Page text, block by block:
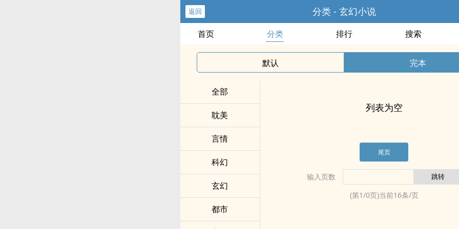
返回 分类 - 玄幻小说
首页 分类 排行 搜索
默认 完本
全部
耽美
言情
科幻
玄幻
都市
列表为空
尾页
输入页数
(第1/0页)当前16条/页